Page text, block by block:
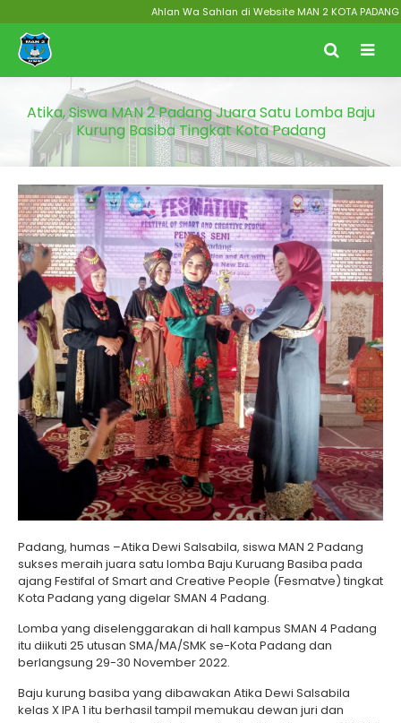
Ahlan Wa Sahlan di Website MAN 2 KOTA PADANG
Atika, Siswa MAN 2 Padang Juara Satu Lomba Baju
Kurung Basiba Tingkat Kota Padang
Padang, humas –Atika Dewi Salsabila, siswa MAN 2 Padang
sukses meraih juara satu lomba Baju Kuruang Basiba pada
ajang Festifal of Smart and Creative People (Fesmatve) tingkat
Kota Padang yang digelar SMAN 4 Padang.
Lomba yang diselenggarakan di hall kampus SMAN 4 Padang
itu diikuti 25 utusan SMA/MA/SMK se-Kota Padang dan
berlangsung 29-30 November 2022.
Baju kurung basiba yang dibawakan Atika Dewi Salsabila
kelas X IPA 1 itu berhasil tampil memukau dewan juri dan